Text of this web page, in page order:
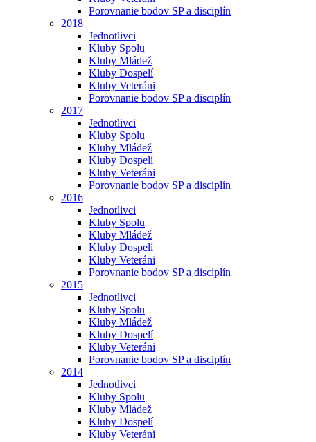
Porovnanie bodov SP a disciplín
2018
Jednotlivci
Kluby Spolu
Kluby Mládež
Kluby Dospelí
Kluby Veteráni
Porovnanie bodov SP a disciplín
2017
Jednotlivci
Kluby Spolu
Kluby Mládež
Kluby Dospelí
Kluby Veteráni
Porovnanie bodov SP a disciplín
2016
Jednotlivci
Kluby Spolu
Kluby Mládež
Kluby Dospelí
Kluby Veteráni
Porovnanie bodov SP a disciplín
2015
Jednotlivci
Kluby Spolu
Kluby Mládež
Kluby Dospelí
Kluby Veteráni
Porovnanie bodov SP a disciplín
2014
Jednotlivci
Kluby Spolu
Kluby Mládež
Kluby Dospelí
Kluby Veteráni